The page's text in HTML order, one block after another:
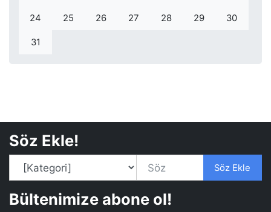
24 25 26 27 28 29 30
31
Söz Ekle!
Söz Ekle
Bültenimize abone ol!